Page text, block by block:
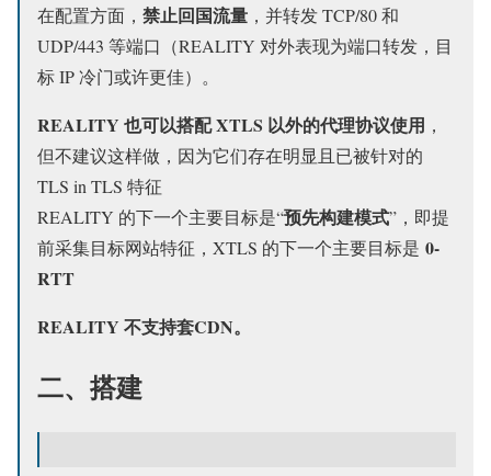
在配置方面， 禁止回国流量 ，并转发 TCP/80 和
UDP/443 等端口（REALITY 对外表现为端口转发，目
标 IP 冷门或许更佳）。
REALITY 也可以搭配 XTLS 以外的代理协议使用 ，
但不建议这样做，因为它们存在明显且已被针对的
TLS in TLS 特征
REALITY 的下一个主要目标是“预先构建模式”，即提
前采集目标网站特征，XTLS 的下一个主要目标是 0-
RTT
REALITY 不支持套CDN。
二、搭建